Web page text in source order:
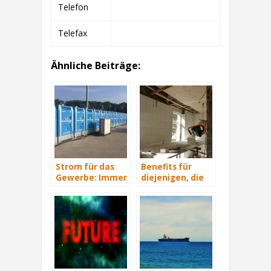
Telefon
Telefax
Ähnliche Beiträge:
Strom für das
Gewerbe: Immer
versorgt
Benefits für
diejenigen, die
sanieren